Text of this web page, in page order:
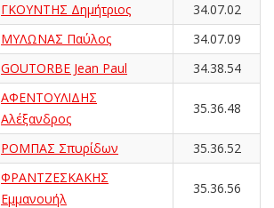
ΓΚΟΥΝΤΗΣ Δημήτριος
34.07.02
ΜΥΛΩΝΑΣ Παύλος
34.07.09
GOUTORBE Jean Paul 34.38.54
ΑΦΕΝΤΟΥΛΙΔΗΣ
Αλέξανδρος
35.36.48
ΡΟΜΠΑΣ Σπυρίδων 35.36.52
ΦΡΑΝΤΖΕΣΚΑΚΗΣ
Εμμανουήλ
35.36.56